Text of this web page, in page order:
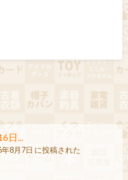
日...
年8月7日 に投稿された